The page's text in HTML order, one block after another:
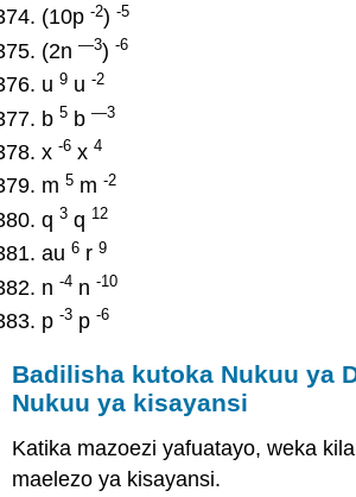
(10p-2)-5
(2n—3)-6
u9 u-2
b5 b—3
x-6 x4
m5 m-2
q3 q 12
au6 r9
n-4 n-10
p-3 p-6
Badilisha kutoka Nukuu ya
Nukuu ya kisayansi
Katika mazoezi yafuatayo, weka
maelezo ya kisayansi.